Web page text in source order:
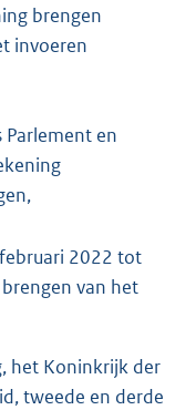
brengen
invoeren
en
2022 tot
van het
het Koninkrijk der
tweede en derde